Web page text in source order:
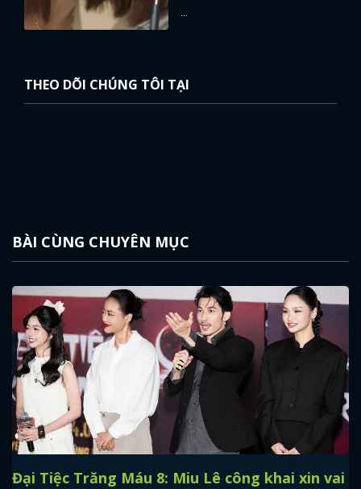
x
ĐĂNG NHẬP
...
THEO DÕI CHÚNG TÔI TẠI
BÀI CÙNG CHUYÊN MỤC
Đại Tiệc Trăng Máu 8: Miu Lê công khai xin vai